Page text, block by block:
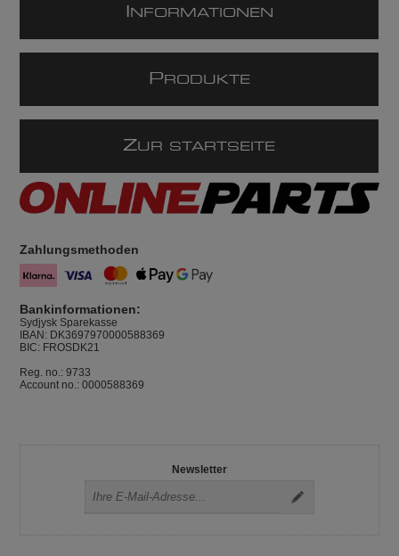
NFORMATIONEN
P RODUKTE
ZUR STARTSEITE
Zahlungsmethoden
Bankinformationen:
Sydjysk Sparekasse
IBAN: DK3697970000588369
BIC: FROSDK21
Reg. no.: 9733
Account no.: 0000588369
Newsletter